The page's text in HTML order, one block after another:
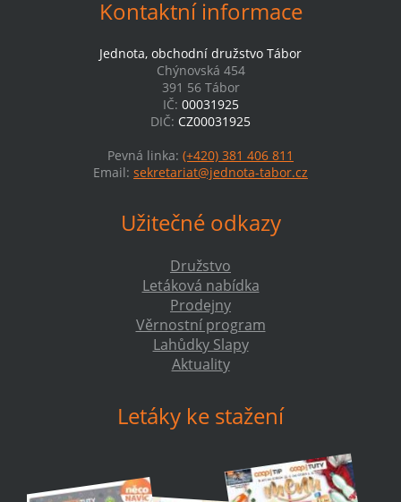
Kontaktní informace
Jednota, obchodní družstvo Tábor
Chýnovská 454
391 56 Tábor
IČ: 00031925
DIČ: CZ00031925
Pevná linka: (+420) 381 406 811
Email: sekretariat@jednota-tabor.cz
Užitečné odkazy
Družstvo
Letáková nabídka
Prodejny
Věrnostní program
Lahůdky Slapy
Aktuality
Letáky ke stažení